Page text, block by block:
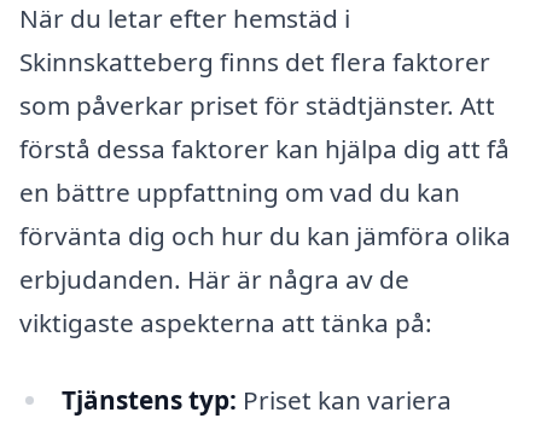
När du letar efter hemstäd i
Skinnskatteberg finns det flera faktorer
som påverkar priset för städtjänster. Att
förstå dessa faktorer kan hjälpa dig att få
en bättre uppfattning om vad du kan
förvänta dig och hur du kan jämföra olika
erbjudanden. Här är några av de
viktigaste aspekterna att tänka på:
Tjänstens typ: Priset kan variera